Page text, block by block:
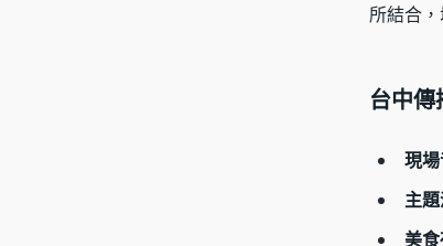
所結合
台中
現
主
美